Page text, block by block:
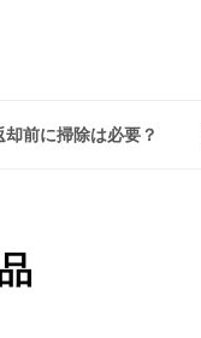
却前に掃除は必要？